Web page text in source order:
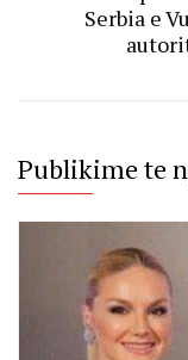
Serbia e
Publikime te